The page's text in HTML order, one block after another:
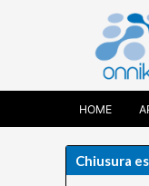
HOME
Chiusura